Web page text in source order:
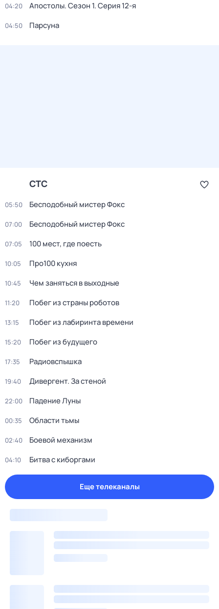
04:20 Апостолы. Сезон 1. Серия 12-я
04:50 Парсуна
СТС
05:50 Бесподобный мистер Фокс
07:00 Бесподобный мистер Фокс
07:05 100 мест, где поесть
10:05 Про100 кухня
10:45 Чем заняться в выходные
11:20 Побег из страны роботов
13:15 Пoбег из лабиринтa времени
15:20 Побег из будущего
17:35 Радиовспышка
19:40 Дивергент. За стеной
22:00 Падение Луны
00:35 Области тьмы
02:40 Боевой механизм
04:10 Битва с киборгами
Еще телеканалы